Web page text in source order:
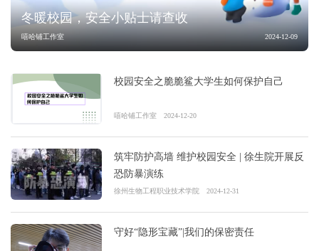
冬暖校园，安全小贴士请查收
嘻哈铺工作室 2024-12-09
校园安全之脆脆鲨大学生如何保护自己
嘻哈铺工作室 2024-12-20
筑牢防护高墙 维护校园安全 | 徐生院开展反
恐防暴演练
徐州生物工程职业技术学院 2024-12-31
守好“隐形宝藏”|我们的保密责任